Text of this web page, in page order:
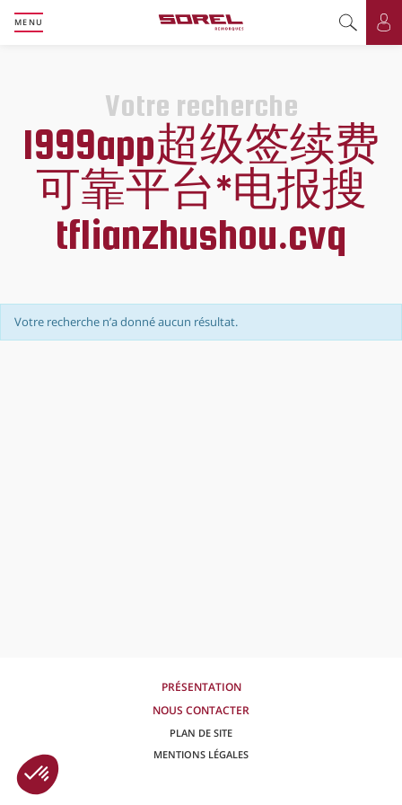
MENU Basculer
1999app超级签续费
可靠平台*电报搜
tflianzhushou.cvq
Votre recherche
Votre recherche n’a donné aucun résultat.
PRÉSENTATION
NOUS CONTACTER
PLAN DE SITE
MENTIONS LÉGALES